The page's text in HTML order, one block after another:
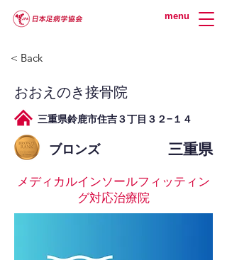
menu
< Back
おおえのき接骨院
三重県鈴鹿市住吉３丁目３２−１４
ブロンズ 三重県
メディカルインソールフィッティン
グ対応治療院